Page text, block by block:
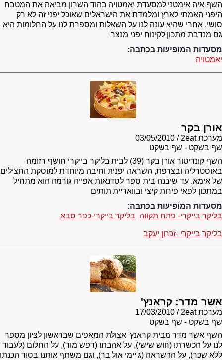
השף איה אימטני למסעדת יאמטויה בהוד השרון מביאה את המטבח
היפני האמתי לארץ ומלמדת את הישראלים שאוכל יפני זה לא רק
סושי. אחרי שהיא עונה לנו על השאלות ומספרת לנו על החלומות היא
גם מנדבת מתכון לקינוח יפני מנצח
מסעדות המופיעות בכתבה:
יאמטויה
אורן בקר
מערכת 2eat
03/05/2010
שף בשקט - שף בשקט
השף קונדיטור אורן בקר (39) לבית בליקר בייקרי חושף רזומה
באוסטרליה ובצרפת, השראה יפנית וחיבה מיוחדת למוסקת החצילים
של אימא. עד שיבנה בית ספר לסדנאות אפייה גורמה הוא מתחיל
במתכון לפאי פירות קיצי ובוואריית תותים
מסעדות המופיעות בכתבה:
בליקר בייקרי- פתח תקווה בליקר בייקרי-כפר סבא
בליקר בייקרי -זכרון יעקב
אשר מדר: קראנץ'
מערכת 2eat
17/03/2010
שף בשקט - שף בשקט
השף אשר מדר מבית קראנץ' אצולת המאפים שבראשון לציון מספר
לנו על הכשרתו (חוש שישי), על אהבתו (דפש מוד), על החלום (לעבוד
ללא שכר), על ההשראה (ג'יימי אוליבר), וגם משתף אותנו בסוד הכנתו